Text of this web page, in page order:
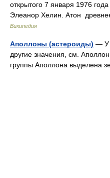
открытого 7 января 1976
Элеанор Хелин. Атон
Википедия
Аполлоны (астероиды) — У
другие значения, см.
группы Аполлона выделена